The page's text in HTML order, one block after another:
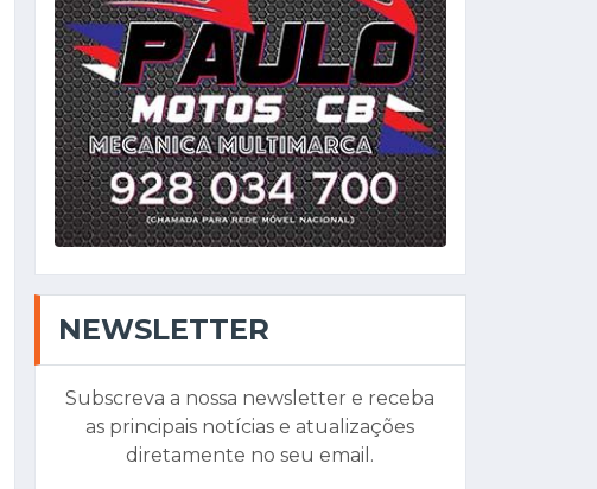
NEWSLETTER
Subscreva a nossa newsletter e receba
as principais notícias e atualizações
diretamente no seu email.